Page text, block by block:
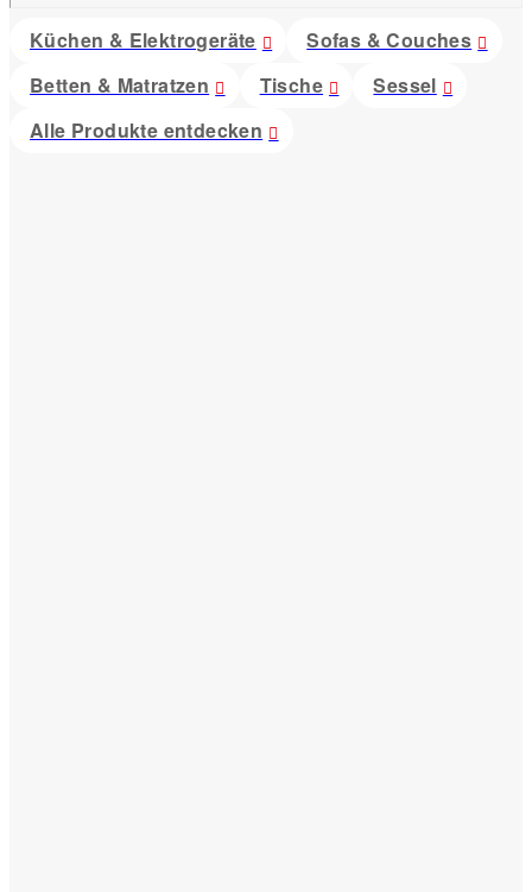
Küchen & Elektrogeräte
Sofas & Couches
Betten & Matratzen
Tische
Sessel
Alle Produkte entdecken